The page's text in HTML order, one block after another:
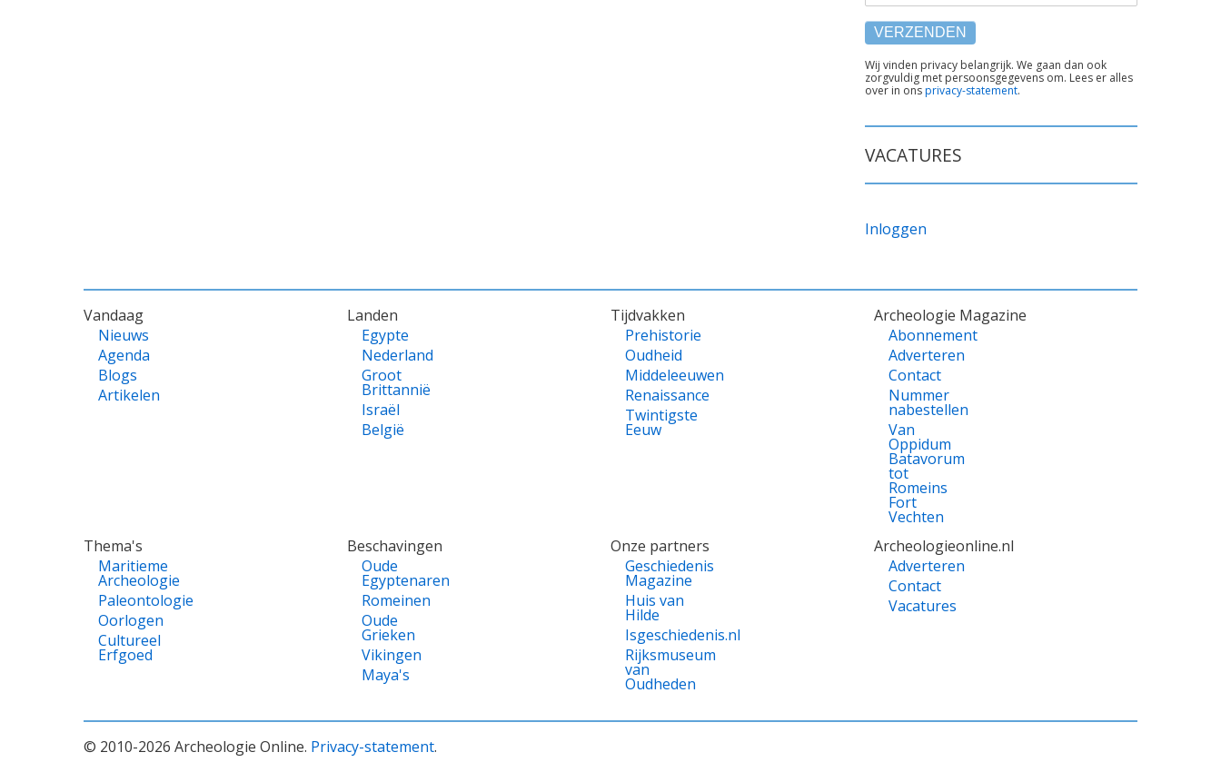
TEKST
ONDER
FORMULIER
Wij vinden privacy belangrijk. We gaan dan ook
zorgvuldig met persoonsgegevens om. Lees er alles
over in onsprivacy-statement.
VACATURES
Inloggen
VOET
Vandaag
Nieuws
Agenda
Blogs
Artikelen
Landen
Egypte
Nederland
Groot
Brittannië
Israël
België
Tijdvakken
Prehistorie
Oudheid
Middeleeuwen
Renaissance
Twintigste
Eeuw
Archeologie Magazine
Abonnement
Adverteren
Contact
Nummer
nabestellen
Van
Oppidum
Batavorum
tot
Romeins
Fort
Vechten
Thema's
Maritieme
Archeologie
Paleontologie
Oorlogen
Cultureel
Erfgoed
Beschavingen
Oude
Egyptenaren
Romeinen
Oude
Grieken
Vikingen
Maya's
Onze partners
Geschiedenis
Magazine
Huis van
Hilde
Isgeschiedenis.nl
Rijksmuseum
van
Oudheden
Archeologieonline.nl
Adverteren
Contact
Vacatures
© 2010-2026 Archeologie Online. Privacy-statement.